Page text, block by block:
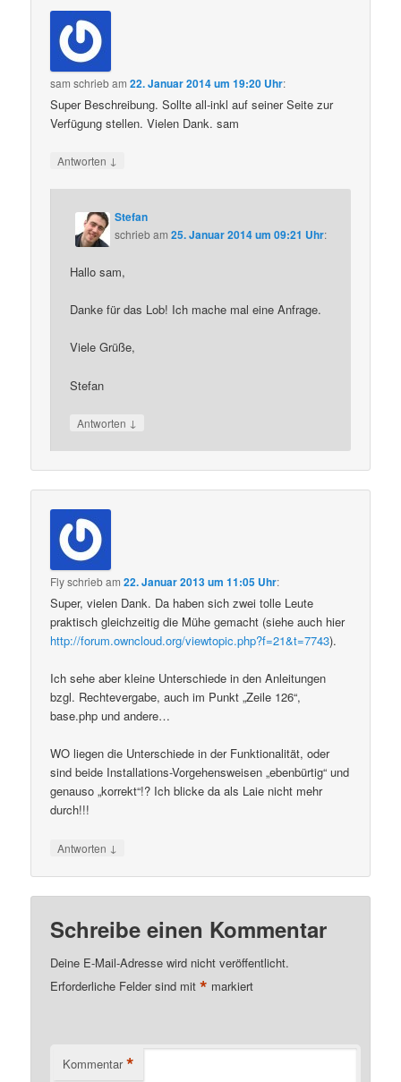
sam schriebam22. Januar 2014 um 19:20 Uhr:
Super Beschreibung. Sollte all-inkl auf seiner Seite zur
Verfügung stellen. Vielen Dank. sam
Antworten ↓
Stefan
schriebam25. Januar 2014 um 09:21 Uhr:
Hallo sam,
Danke für das Lob! Ich mache mal eine Anfrage.
Viele Grüße,
Stefan
Antworten ↓
Flyschriebam22. Januar 2013 um 11:05 Uhr:
Super, vielen Dank. Da haben sich zwei tolle Leute
praktisch gleichzeitig die Mühe gemacht (siehe auch hier
http://forum.owncloud.org/viewtopic.php?f=21&t=7743).
Ich sehe aber kleine Unterschiede in den Anleitungen
bzgl. Rechtevergabe, auch im Punkt „Zeile 126“,
base.php und andere…
WO liegen die Unterschiede in der Funktionalität, oder
sind beide Installations-Vorgehensweisen „ebenbürtig“ und
genauso „korrekt“!? Ich blicke da als Laie nicht mehr
durch!!!
Antworten ↓
Schreibe einen Kommentar
Deine E-Mail-Adresse wird nicht veröffentlicht.
Erforderliche Felder sind mit* markiert
Kommentar *